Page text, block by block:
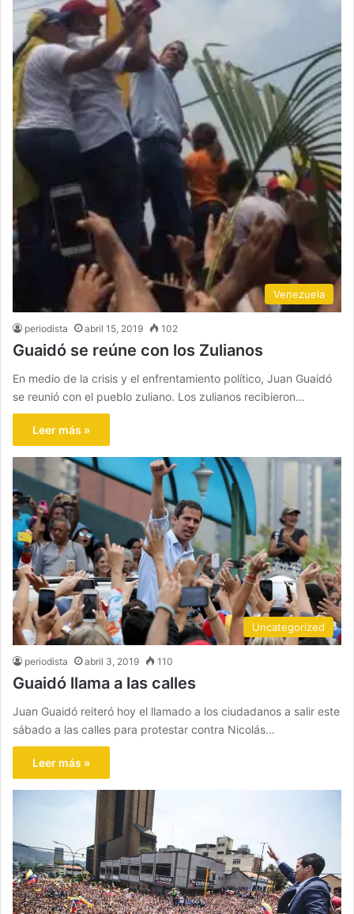
Venezuela
periodista abril 15, 2019 102
Guaidó se reúne con los Zulianos
En medio de la crisis y el enfrentamiento político, Juan Guaidó
se reunió con el pueblo zuliano. Los zulianos recibieron…
Leer más »
Uncategorized
periodista abril 3, 2019 110
Guaidó llama a las calles
Juan Guaidó reiteró hoy el llamado a los ciudadanos a salir este
sábado a las calles para protestar contra Nicolás…
Leer más »